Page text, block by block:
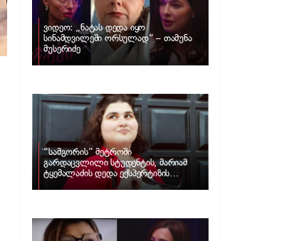
ვიდეო: „ნატას დედა იყო
სინამდვილეში ორსულად“ – თამუნა
მუსერიძე
“სამგორის” მეტროში
გარდაცვლილი სტუდენტის, მარიამ
ტყემალაძის დედა ექსპერტიზის
პასუხს აქვეყნებს – რა გახდა გოგონას